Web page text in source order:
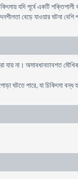
যদি পূর্বে একটি
বেড়ে যাওয়ার ঘটনা বেশি
যায় না। অসাবধানতাবশত
ঘটতে পারে, যা চিকিৎসা